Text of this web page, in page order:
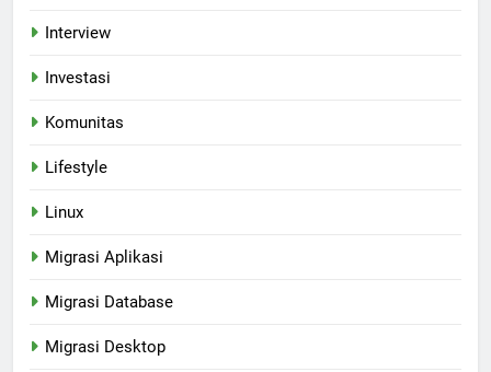
Interview
Investasi
Komunitas
Lifestyle
Linux
Migrasi Aplikasi
Migrasi Database
Migrasi Desktop